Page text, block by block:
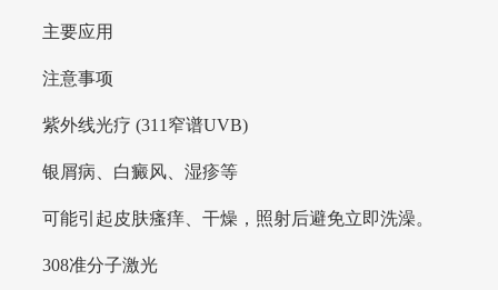
主要应用
注意事项
紫外线光疗 (311窄谱UVB)
银屑病、白癜风、湿疹等
可能引起皮肤瘙痒、干燥，照射后避免立即洗澡。
308准分子激光